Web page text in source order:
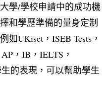
學/學校申請中的成功機
和學歷準備的量身定制
UKiset，ISEB Tests，
，IB，IELTS，
的表現，可以幫助學生